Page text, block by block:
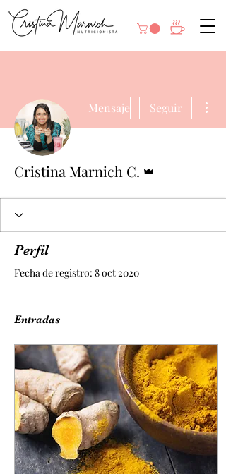
Mensaje Seguir
Cristina Marnich C.
Perfil
Fecha de registro: 8 oct 2020
Entradas